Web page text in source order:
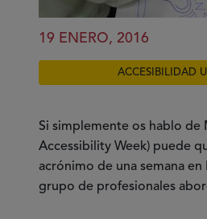
19 ENERO, 2016
ACCESIBILIDAD
Si simplemente os hablo de
Accessibility Week) puede
acrónimo de una semana
grupo de profesionales